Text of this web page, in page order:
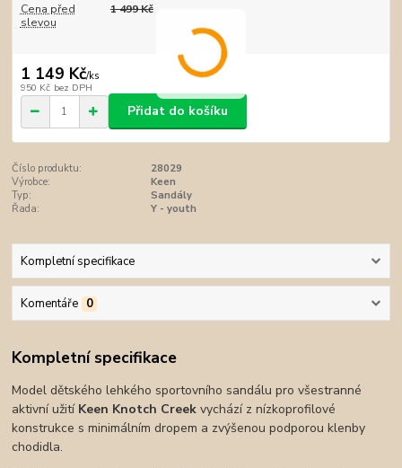
Cena před
slevou
1 499 Kč
1 149 Kč/ks
950 Kč bez DPH
Přidat do košíku
Číslo produktu:
28029
Výrobce:
Keen
Typ:
Sandály
Řada:
Y - youth
Kompletní specifikace
Komentáře 0
Kompletní specifikace
Model dětského lehkého sportovního sandálu pro všestranné
aktivní užití Keen Knotch Creek vychází z nízkoprofilové
konstrukce s minimálním dropem a zvýšenou podporou klenby
chodidla.